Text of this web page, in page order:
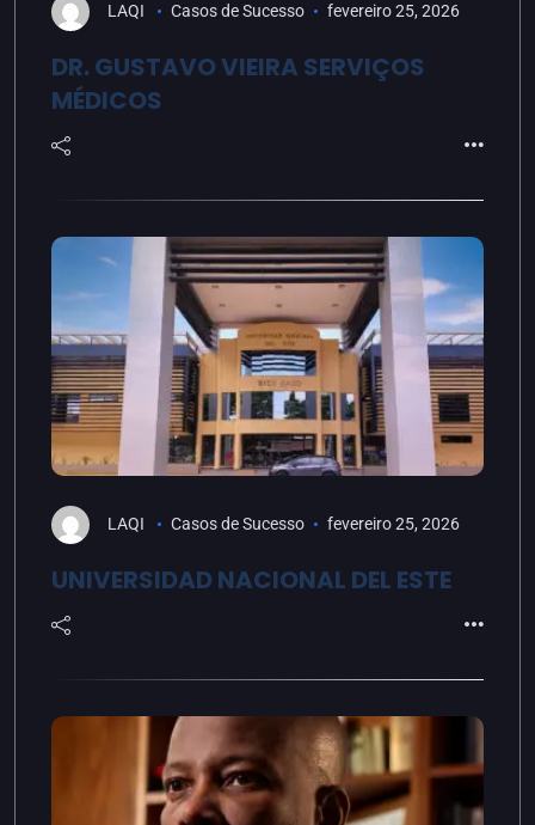
LAQI Casos de Sucesso fevereiro 25, 2026
DR. GUSTAVO VIEIRA SERVIÇOS
MÉDICOS
LAQI Casos de Sucesso fevereiro 25, 2026
UNIVERSIDAD NACIONAL DEL ESTE